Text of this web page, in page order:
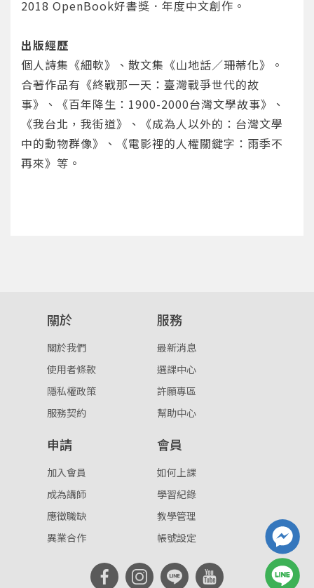
註冊
。
您將收到一封Email，請依照信件中的指示重新登
重設密碼
系統偵測到您的帳號重複登入，
點擊下方「確定」將前一位使用者強制登出。
確定
取消
2018 OpenBook好書獎．年度中文創作。
出版經歷
個人詩集《細軟》、散文集《山地話／珊蒂化》。
合著作品有《終戰那一天：臺灣戰爭世代的故
事》、《百年降生：1900-2000台灣文學故事》、
《我台北，我街道》、《成為人以外的：台灣文學
中的動物群像》、《電影裡的人權關鍵字：雨季不
再來》等。
關於
關於我們
使用者條款
隱私權政策
服務契約
服務
最新消息
選課中心
許願專區
幫助中心
申請
加入會員
成為講師
應徵職缺
異業合作
會員
如何上課
學習紀錄
教學管理
帳號設定